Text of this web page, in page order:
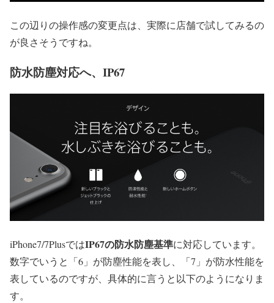
この辺りの操作感の変更点は、実際に店舗で試してみるの
が良さそうですね。
防水防塵対応へ、IP67
iPhone7/7PlusではIP67の防水防塵基準に対応しています。
数字でいうと「6」が防塵性能を表し、「7」が防水性能を
表しているのですが、具体的に言うと以下のようになりま
す。